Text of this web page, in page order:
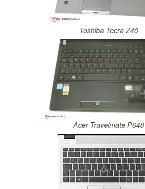
Toshiba Tecra Z40
Acer Travelmate P648